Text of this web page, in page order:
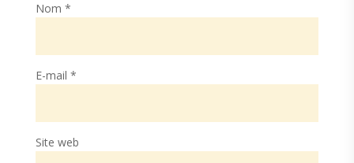
Nom *
E-mail *
Site web